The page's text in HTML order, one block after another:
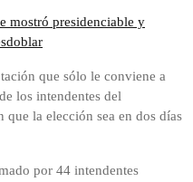
mostró presidenciable y
que sólo le conviene a
los intendentes del
que la elección sea en dos días
por 44 intendentes